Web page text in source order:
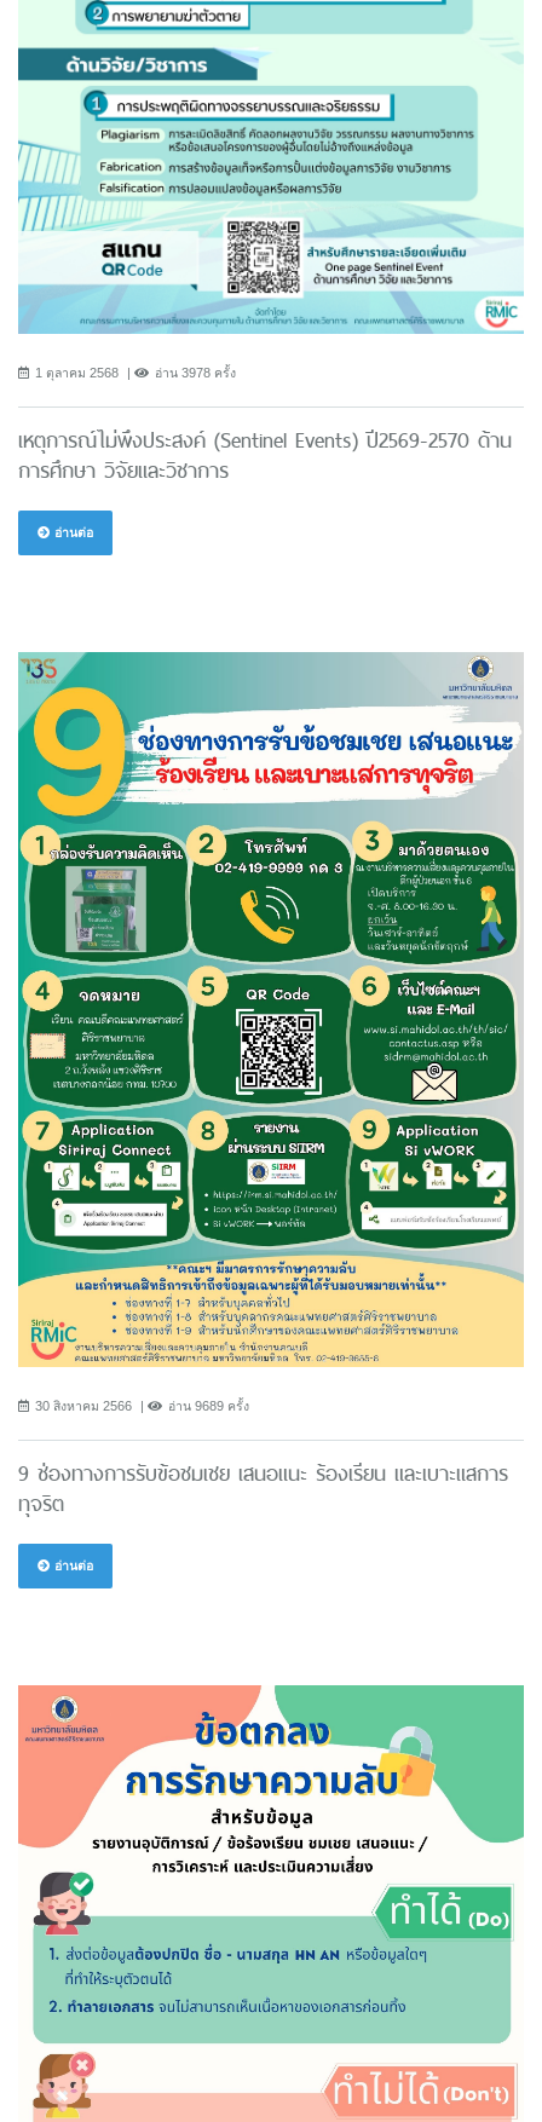
1 ตุลาคม 2568 อ่าน 3978 ครั้ง
เหตุการณ์ไม่พึงประสงค์ (Sentinel Events) ปี2569-2570 ด้าน
การศึกษา วิจัยและวิชาการ
อ่านต่อ
30 สิงหาคม 2566 อ่าน 9689 ครั้ง
9 ช่องทางการรับข้อชมเชย เสนอแนะ ร้องเรียน และเบาะแสการ
ทุจริต
อ่านต่อ